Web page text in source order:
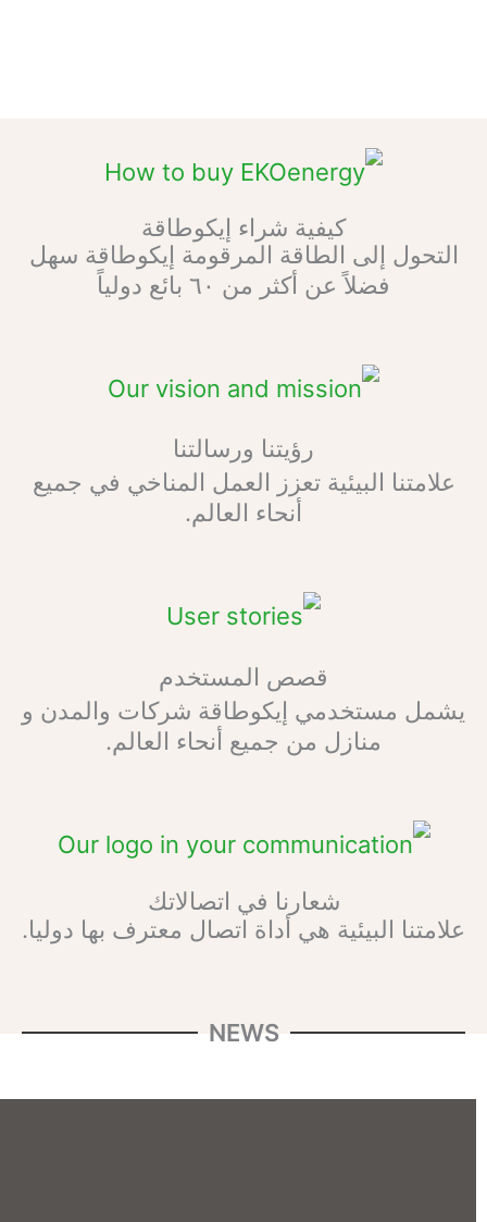
سهل
في جميع
والمدن و
بها دوليا.